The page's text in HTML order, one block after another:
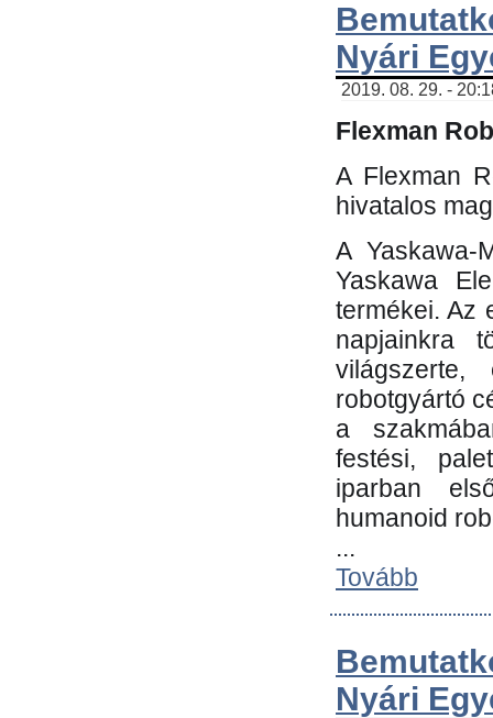
Nyári
2019. 08. 29. -
Flexman
A Flexman
hivatalos
A Yaskawa-
Yaskawa
termékei. Az
napjainkra
robotgyártó
a
festési,
iparban
humanoid
...
Tovább
Nyári